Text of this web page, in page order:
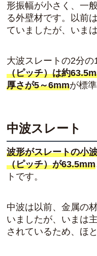
形振幅が小さく、一
る外壁材です。以前
ていましたが、いま
大波スレートの2分
（ピッチ）は約
厚さが5～6mmが標準
中波スレート
波形がスレートの小
（ピッチ）が63.5mm
トです。
中波は以前、金属の
いましたが、いまは
されているため、ほ